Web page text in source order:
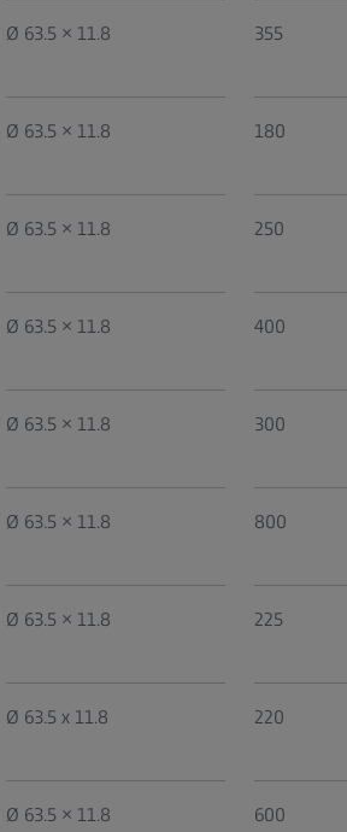
Ø 63.5 × 11.8 355
Ø 63.5 × 11.8 180
Ø 63.5 × 11.8 250
Ø 63.5 × 11.8 400
Ø 63.5 × 11.8 300
Ø 63.5 × 11.8 800
Ø 63.5 × 11.8 225
Ø 63.5 x 11.8 220
Ø 63.5 × 11.8 600